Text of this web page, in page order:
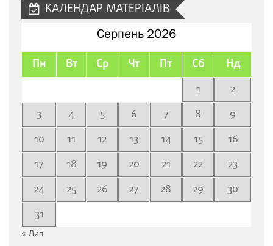
КАЛЕНДАР МАТЕРІАЛІВ
Серпень 2026
Пн Вт Ср Чт Пт Сб Нд
1
2
3
4 5 6 7 8
9
10
11 12 13 14 15
16
17
18 19 20 21 22
23
24
25 26 27 28 29
30
31
« Лип